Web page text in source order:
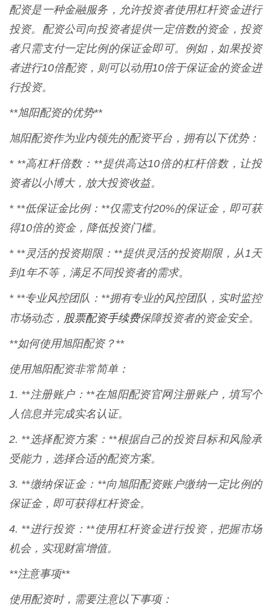
配资是一种金融服务，允许投资者使用杠杆资金进行
投资。配资公司向投资者提供一定倍数的资金，投资
者只需支付一定比例的保证金即可。例如，如果投资
者进行10倍配资，则可以动用10倍于保证金的资金进
行投资。
**旭阳配资的优势**
旭阳配资作为业内领先的配资平台，拥有以下优势：
* **高杠杆倍数：**提供高达10倍的杠杆倍数，让投
资者以小博大，放大投资收益。
* **低保证金比例：**仅需支付20%的保证金，即可获
得10倍的资金，降低投资门槛。
* **灵活的投资期限：**提供灵活的投资期限，从1天
到1年不等，满足不同投资者的需求。
* **专业风控团队：**拥有专业的风控团队，实时监控
市场动态， 股票配资手续费保障投资者的资金安全。
**如何使用旭阳配资？**
使用旭阳配资非常简单：
1. **注册账户：**在旭阳配资官网注册账户，填写个
人信息并完成实名认证。
2. **选择配资方案：**根据自己的投资目标和风险承
受能力，选择合适的配资方案。
3. **缴纳保证金：**向旭阳配资账户缴纳一定比例的
保证金，即可获得杠杆资金。
4. **进行投资：**使用杠杆资金进行投资，把握市场
机会，实现财富增值。
**注意事项**
使用配资时，需要注意以下事项：